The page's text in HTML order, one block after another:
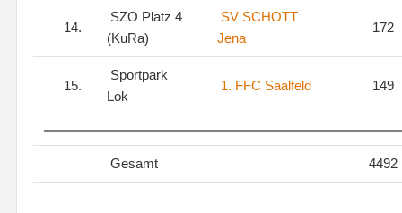
14.
SZO Platz 4
(KuRa)
SV SCHOTT
Jena
172
15.
Sportpark
Lok
1. FFC Saalfeld 149
Gesamt 4492